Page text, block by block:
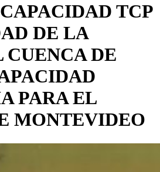
TCP
DE LA
DE
PARA EL
MONTEVIDEO